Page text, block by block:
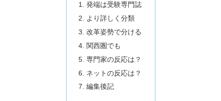
発端は受験専門誌
より詳しく分類
改革姿勢で分ける
関西圏でも
専門家の反応は？
ネットの反応は？
編集後記